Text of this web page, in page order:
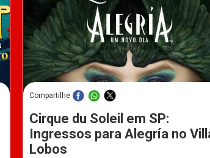
Compartilhe
Cirque du Soleil em SP:
Ingressos para Alegría no
Lobos